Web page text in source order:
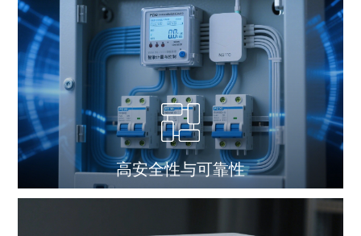
高安全性与可靠性